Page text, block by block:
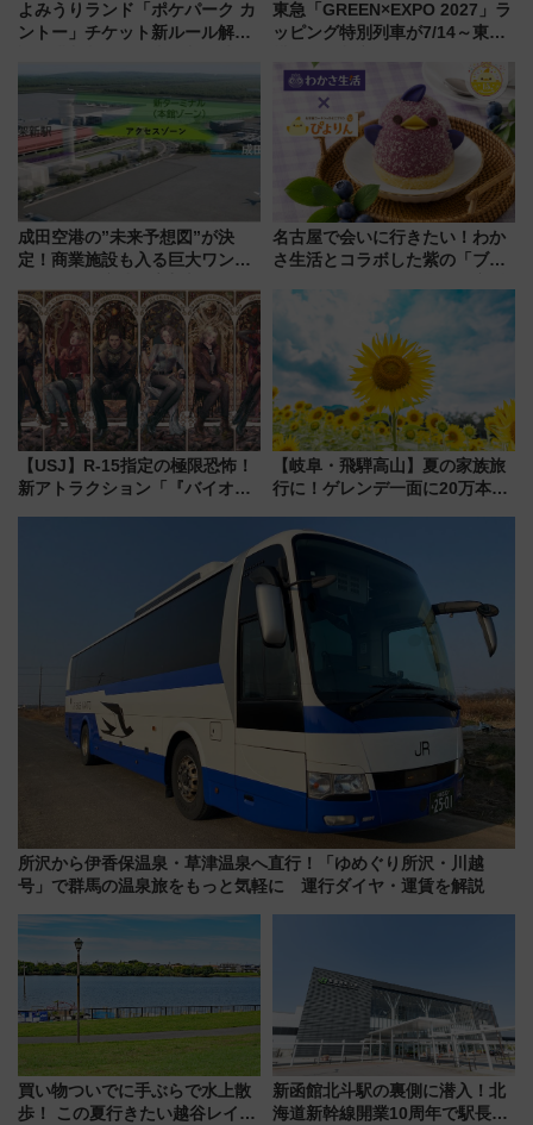
よみうりランド「ポケパーク カ
ントー」チケット新ルール解
本人確認が11月スタート
東急「GREEN×EXPO 2027」ラ
ッピング特別列車が7/14～東
ー！ 注目の編成やデザインまと
成田空港の”未来予想図”が決
定！商業施設も入る巨大ワンタ
で新型特急が品川･羽田とを結
ぶ！ JR空港駅は2面3線化！
名古屋で会いに行きたい！わか
さ生活とコラボした紫の「ブル
【USJ】R-15指定の極限恐怖！
新アトラクション「『バイオハ
【岐阜・飛騨高山】夏の家族旅
行に！ゲレンデ一面に20万本の
アひまわり園」開園
所沢から伊香保温泉・草津温泉へ直行！「ゆめぐり所沢・川越
号」で群馬の温泉旅をもっと気軽に 運行ダイヤ・運賃を解説
買い物ついでに手ぶらで水上散
歩！ この夏行きたい越谷レイク
新函館北斗駅の裏側に潜入！北
海道新幹線開業10周年で駅長